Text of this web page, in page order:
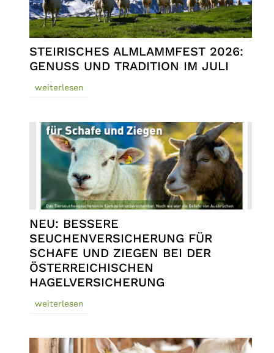
STEIRISCHES ALMLAMMFEST 2026:
GENUSS UND TRADITION IM JULI
weiterlesen
NEU: BESSERE
SEUCHENVERSICHERUNG FÜR
SCHAFE UND ZIEGEN BEI DER
ÖSTERREICHISCHEN
HAGELVERSICHERUNG
weiterlesen